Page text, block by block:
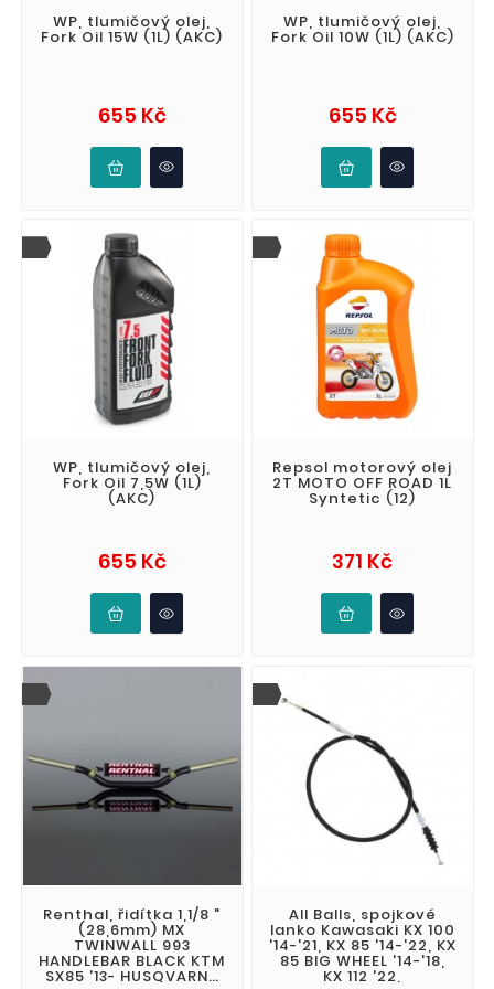
WP, tlumičový olej,
Fork Oil 15W (1L) (AKC)
655 KčCena
WP, tlumičový olej,
Fork Oil 10W (1L) (AKC)
655 KčCena
WP, tlumičový olej,
Fork Oil 7,5W (1L)
(AKC)
655 KčCena
Repsol motorový olej
2T MOTO OFF ROAD 1L
Syntetic (12)
371 KčCena
Renthal, řidítka 1,1/8 "
(28,6mm) MX
TWINWALL 993
HANDLEBAR BLACK KTM
SX85 '13- HUSQVARNA
All Balls, spojkové
lanko Kawasaki KX 100
'14-'21, KX 85 '14-'22, KX
85 BIG WHEEL '14-'18,
KX 112 '22,